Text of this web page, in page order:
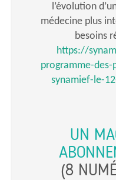
l’évolution
médecine plus
besoins
https://
programme-
synamief-le-
UN
(8